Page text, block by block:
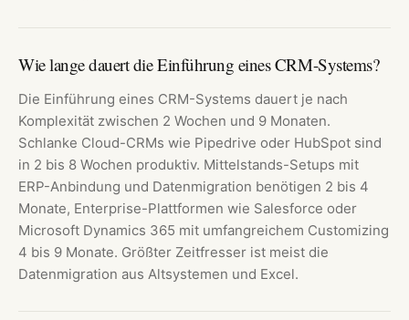
Wie lange dauert die Einführung eines CRM-Systems?
Die Einführung eines CRM-Systems dauert je nach
Komplexität zwischen 2 Wochen und 9 Monaten.
Schlanke Cloud-CRMs wie Pipedrive oder HubSpot sind
in 2 bis 8 Wochen produktiv. Mittelstands-Setups mit
ERP-Anbindung und Datenmigration benötigen 2 bis 4
Monate, Enterprise-Plattformen wie Salesforce oder
Microsoft Dynamics 365 mit umfangreichem Customizing
4 bis 9 Monate. Größter Zeitfresser ist meist die
Datenmigration aus Altsystemen und Excel.